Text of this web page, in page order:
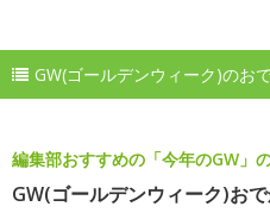
GW(ゴールデンウィーク)のお
編集部おすすめの「今年のGW」
GW(ゴールデンウィーク)お